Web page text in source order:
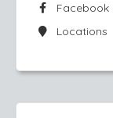
Facebook
Locations